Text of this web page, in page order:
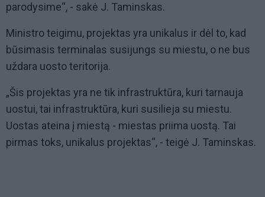
parodysime“, - sakė J. Taminskas.
Ministro teigimu, projektas yra unikalus ir dėl to, kad
būsimasis terminalas susijungs su miestu, o ne bus
uždara uosto teritorija.
„Šis projektas yra ne tik infrastruktūra, kuri tarnauja
uostui, tai infrastruktūra, kuri susilieja su miestu.
Uostas ateina į miestą - miestas priima uostą. Tai
pirmas toks, unikalus projektas“, - teigė J. Taminskas.